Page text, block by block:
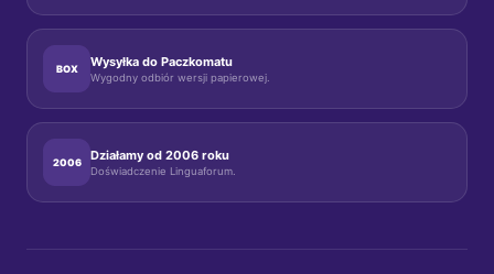
BOX Wysyłka do Paczkomatu
Wygodny odbiór wersji papierowej.
2006 Działamy od 2006 roku
Doświadczenie Linguaforum.